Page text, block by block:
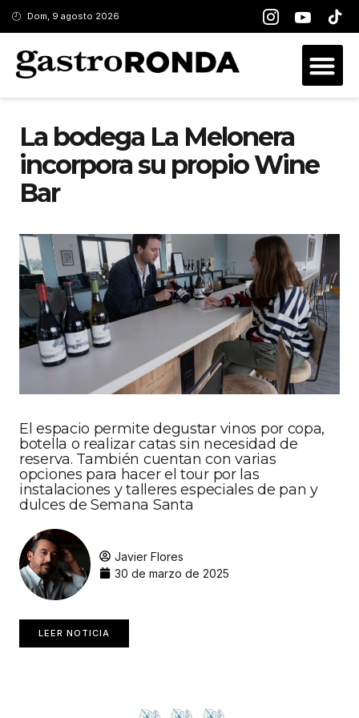
Dom, 9 agosto 2026
La bodega La Melonera
incorpora su propio Wine
Bar
El espacio permite degustar vinos por copa,
botella o realizar catas sin necesidad de
reserva. También cuentan con varias
opciones para hacer el tour por las
instalaciones y talleres especiales de pan y
dulces de Semana Santa
Javier Flores
30 de marzo de 2025
LEER NOTICIA